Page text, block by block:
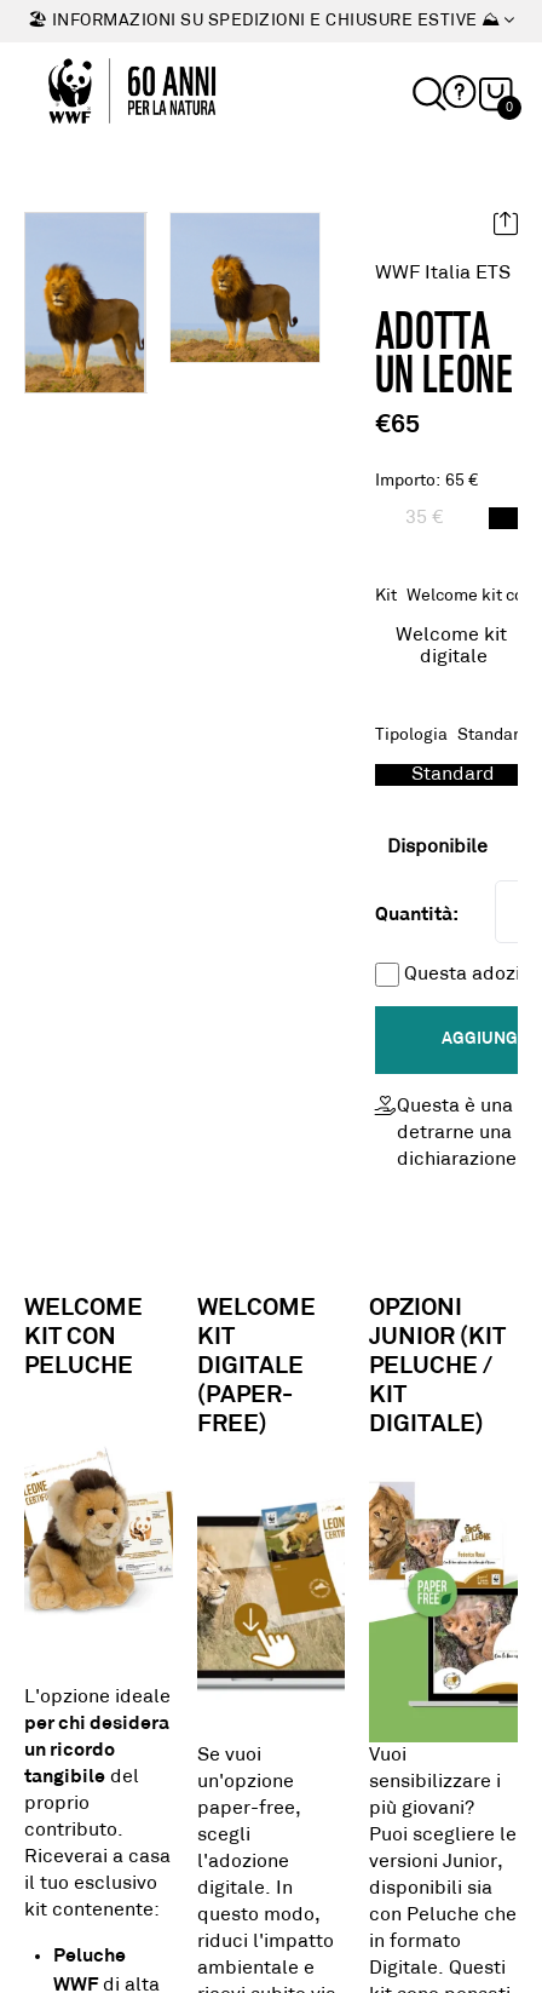
🏖 INFORMAZIONI SU SPEDIZIONI E CHIUSURE ESTIVE ⛰
0
WWF Italia ETS
ADOTTA
UN LEONE
€65
Importo: 65 €
35 €
Kit Welcome kit con
Welcome kit
digitale
Tipologia Standard
Standard
Disponibile
Quantità:
Questa
AGGIUNGI
Questa è una
detrarne una
dichiarazione
WELCOME
KIT CON
PELUCHE
L'opzione ideale
per chi desidera
un ricordo
tangibile del
proprio
contributo.
Riceverai a casa
il tuo esclusivo
kit contenente:
Peluche
WWFdi alta
WELCOME
KIT
DIGITALE
(PAPER-
FREE)
Se vuoi
un'opzione
paper-free,
scegli
l'adozione
digitale. In
questo modo,
riduci l'impatto
ambientale e
OPZIONI
JUNIOR (KIT
PELUCHE /
KIT
DIGITALE)
Vuoi
sensibilizzare i
più giovani?
Puoi scegliere le
versioni Junior,
disponibili sia
con Peluche che
in formato
Digitale. Questi